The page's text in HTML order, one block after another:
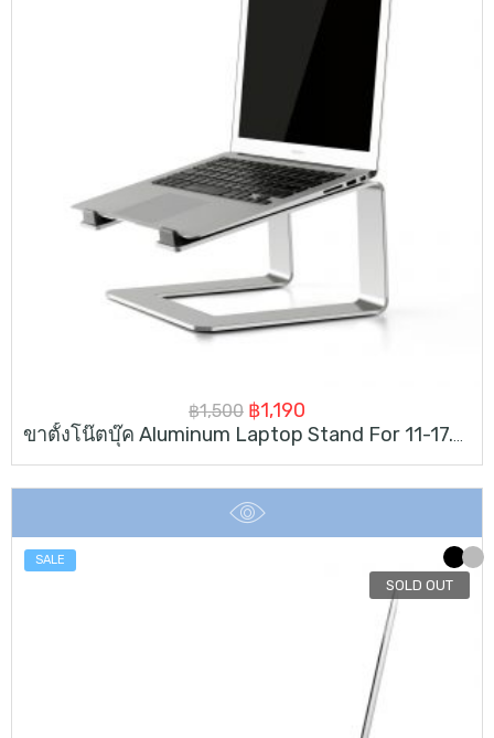
฿1,500 Original
price
฿1,500.
฿1,190
price
ขาตั้งโน๊ตบุ๊ค Aluminum Laptop Stand For 11-17.3inch
SOLD OUT
SALE